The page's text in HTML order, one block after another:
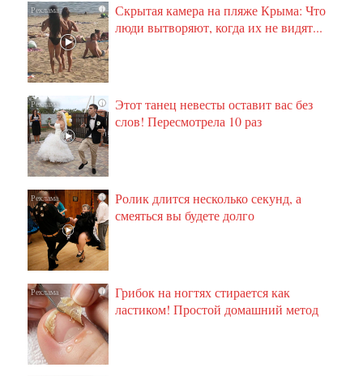
i
Скрытая камера на пляже Крыма: Что
люди вытворяют, когда их не видят...
i
Этот танец невесты оставит вас без
слов! Пересмотрела 10 раз
i
Ролик длится несколько секунд, а
смеяться вы будете долго
i
Грибок на ногтях стирается как
ластиком! Простой домашний метод